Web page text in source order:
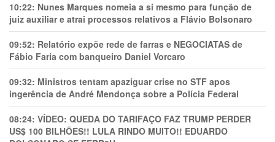
10:22: Nunes Marques nomeia a si mesmo para função de
juiz auxiliar e atrai processos relativos a Flávio Bolsonaro
09:52: Relatório expõe rede de farras e NEGOCIATAS de
Fábio Faria com banqueiro Daniel Vorcaro
09:32: Ministros tentam apaziguar crise no STF apos
ingerência de André Mendonça sobre a Polícia Federal
08:24: VÍDEO: QUEDA DO TARIFAÇO FAZ TRUMP PERDER
US$ 100 BILHÕES!! LULA RINDO MUITO!! EDUARDO